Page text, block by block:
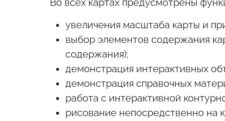
Во всех картах предусмотрены
увеличения масштаба карты и
выбор элементов содержания
содержания);
демонстрация интерактивных
демонстрация справочных
работа с интерактивной
рисование непосредственно на